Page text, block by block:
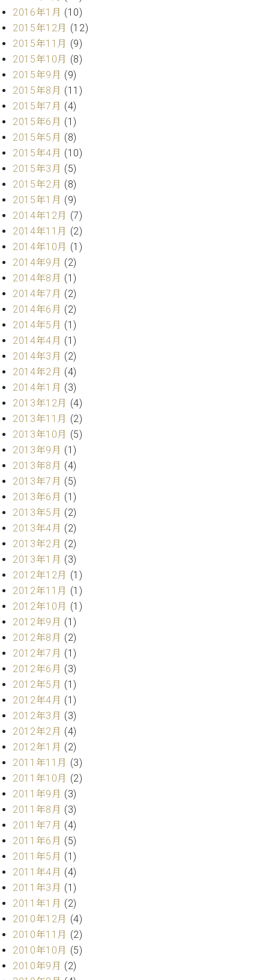
律
師
紹
介
調
料
金
表
お
問
い
わ
せ
尾山調律師のブ
ログ Die
Musikgasse（音
楽の小道）
2016年1月 (10)
2015年12月 (12)
2015年11月 (9)
2015年10月 (8)
2015年9月 (9)
2015年8月 (11)
2015年7月 (4)
2015年6月 (1)
2015年5月 (8)
2015年4月 (10)
2015年3月 (5)
2015年2月 (8)
2015年1月 (9)
2014年12月 (7)
2014年11月 (2)
2014年10月 (1)
2014年9月 (2)
2014年8月 (1)
2014年7月 (2)
2014年6月 (2)
2014年5月 (1)
2014年4月 (1)
2014年3月 (2)
2014年2月 (4)
2014年1月 (3)
2013年12月 (4)
2013年11月 (2)
2013年10月 (5)
2013年9月 (1)
2013年8月 (4)
2013年7月 (5)
2013年6月 (1)
2013年5月 (2)
2013年4月 (2)
2013年2月 (2)
2013年1月 (3)
2012年12月 (1)
2012年11月 (1)
2012年10月 (1)
2012年9月 (1)
2012年8月 (2)
2012年7月 (1)
2012年6月 (3)
2012年5月 (1)
2012年4月 (1)
2012年3月 (3)
2012年2月 (4)
2012年1月 (2)
2011年11月 (3)
2011年10月 (2)
2011年9月 (3)
2011年8月 (3)
2011年7月 (4)
2011年6月 (5)
2011年5月 (1)
2011年4月 (4)
2011年3月 (1)
2011年1月 (2)
2010年12月 (4)
2010年11月 (2)
2010年10月 (5)
2010年9月 (2)